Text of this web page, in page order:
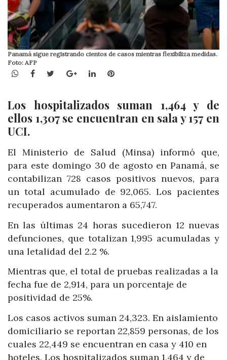
Panamá sigue registrando cientos de casos mientras flexibiliza medidas.
Foto: AFP
WhatsApp
Facebook
TwitterGoogle+LinkedInPinterest
Los hospitalizados suman 1,464 y de
ellos 1,307 se encuentran en sala y 157 en
UCI.
El Ministerio de Salud (Minsa) informó que,
para este domingo 30 de agosto en Panamá, se
contabilizan 728 casos positivos nuevos, para
un total acumulado de 92,065. Los pacientes
recuperados aumentaron a 65,747.
En las últimas 24 horas sucedieron 12 nuevas
defunciones, que totalizan 1,995 acumuladas y
una letalidad del 2.2 %.
Mientras que, el total de pruebas realizadas a la
fecha fue de 2,914, para un porcentaje de
positividad de 25%.
Los casos activos suman 24,323. En aislamiento
domiciliario se reportan 22,859 personas, de los
cuales 22,449 se encuentran en casa y 410 en
hoteles. Los hospitalizados suman 1,464 y de